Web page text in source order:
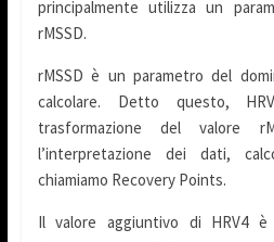
principalmente utilizza un
rMSSD.
rMSSD è un parametro del
calcolare. Detto questo,
trasformazione del valore
l’interpretazione dei dati,
chiamiamo Recovery Points.
Il valore aggiuntivo di HRV4